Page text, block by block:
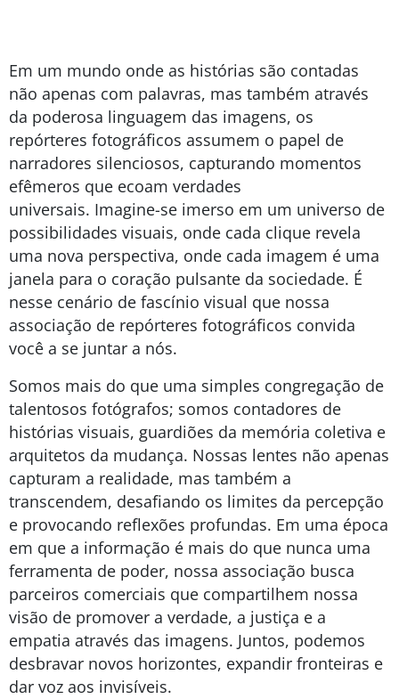
Em um mundo onde as histórias são contadas
não apenas com palavras, mas também através
da poderosa linguagem das imagens, os
repórteres fotográficos assumem o papel de
narradores silenciosos, capturando momentos
efêmeros que ecoam verdades
universais. Imagine-se imerso em um universo de
possibilidades visuais, onde cada clique revela
uma nova perspectiva, onde cada imagem é uma
janela para o coração pulsante da sociedade. É
nesse cenário de fascínio visual que nossa
associação de repórteres fotográficos convida
você a se juntar a nós.
Somos mais do que uma simples congregação de
talentosos fotógrafos; somos contadores de
histórias visuais, guardiões da memória coletiva e
arquitetos da mudança. Nossas lentes não apenas
capturam a realidade, mas também a
transcendem, desafiando os limites da percepção
e provocando reflexões profundas. Em uma época
em que a informação é mais do que nunca uma
ferramenta de poder, nossa associação busca
parceiros comerciais que compartilhem nossa
visão de promover a verdade, a justiça e a
empatia através das imagens. Juntos, podemos
desbravar novos horizontes, expandir fronteiras e
dar voz aos invisíveis.